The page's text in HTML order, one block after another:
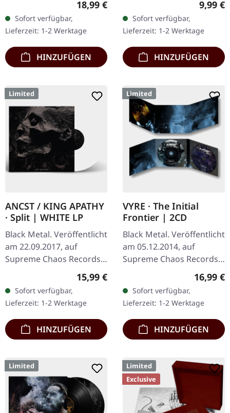
schwerem Cover und
Insert, limitiert auf 200
Exemplare.…
Regulärer Preis:
18,99 €
Sofort verfügbar,
Lieferzeit: 1-2 Werktage
HINZUFÜGEN
seitigem Booklet. Was
passiert, wenn drei
kosmische…
9,99 €
Sofort verfügbar,
Lieferzeit: 1-2 Werktage
HINZUFÜGEN
Limited
ANCST / KING APATHY
· Split | WHITE LP
Black Metal. Veröffentlicht
am 22.09.2017, auf
Supreme Chaos Records.
Weißes Vinyl, limitiert auf
handnummerierte
Exemplare. Diese…
Regulärer Preis:
15,99 €
Sofort verfügbar,
Lieferzeit: 1-2 Werktage
HINZUFÜGEN
Limited
VYRE · The Initial
Frontier | 2CD
Black Metal. Veröffentlicht
am 05.12.2014, auf
Supreme Chaos Records.
Limitierte Auflage als
aufwändiger Dreifach-
Klapp-DigiPak mit 2 CDs:
The…
16,99 €
Sofort verfügbar,
Lieferzeit: 1-2 Werktage
HINZUFÜGEN
Limited
Limited
Exclusive